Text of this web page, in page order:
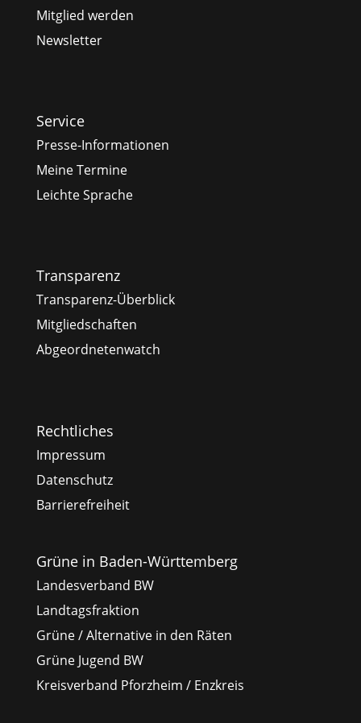
Mitglied werden
Newsletter
Service
Presse-Informationen
Meine Termine
Leichte Sprache
Transparenz
Transparenz-Überblick
Mitgliedschaften
Abgeordnetenwatch
Rechtliches
Impressum
Datenschutz
Barrierefreiheit
Grüne in Baden-Württemberg
Landesverband BW
Landtagsfraktion
Grüne / Alternative in den Räten
Grüne Jugend BW
Kreisverband Pforzheim / Enzkreis